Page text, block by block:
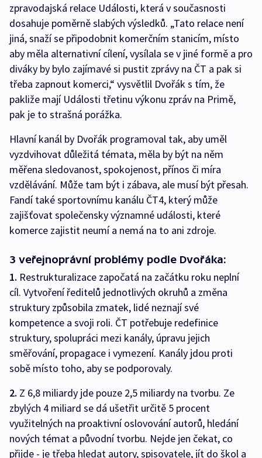
zpravodajská relace Události, která v současnosti
dosahuje poměrně slabých výsledků. „Tato relace není
jiná, snaží se připodobnit komerčním stanicím, místo
aby měla alternativní cílení, vysílala se v jiné formě a pro
diváky by bylo zajímavé si pustit zprávy na ČT a pak si
třeba zapnout komerci,“ vysvětlil Dvořák s tím, že
pakliže mají Události třetinu výkonu zpráv na Primě,
pak je to strašná porážka.
Hlavní kanál by Dvořák programoval tak, aby uměl
vyzdvihovat důležitá témata, měla by být na něm
měřena sledovanost, spokojenost, přínos či míra
vzdělávání. Může tam být i zábava, ale musí být přesah.
Fandí také sportovnímu kanálu ČT4, který může
zajišťovat společensky významné události, které
komerce zajistit neumí a nemá na to ani zdroje.
3 veřejnoprávní problémy podle Dvořáka:
1. Restrukturalizace započatá na začátku roku neplní
cíl. Vytvoření ředitelů jednotlivých okruhů a změna
struktury způsobila zmatek, lidé neznají své
kompetence a svoji roli. ČT potřebuje redefinice
struktury, spolupráci mezi kanály, úpravu jejich
směřování, propagace i vymezení. Kanály jdou proti
sobě místo toho, aby se podporovaly.
2. Z 6,8 miliardy jde pouze 2,5 miliardy na tvorbu. Ze
zbylých 4 miliard se dá ušetřit určitě 5 procent
využitelných na proaktivní oslovování autorů, hledání
nových témat a původní tvorbu. Nejde jen čekat, co
přijde - je třeba hledat autory, spisovatele, jít do škol a